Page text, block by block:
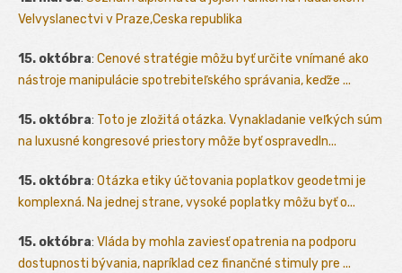
Velvyslanectvi v Praze,Ceska republika
15. októbra: Cenové stratégie môžu byť určite vnímané ako
nástroje manipulácie spotrebiteľského správania, keďže ...
15. októbra: Toto je zložitá otázka. Vynakladanie veľkých súm
na luxusné kongresové priestory môže byť ospravedln...
15. októbra: Otázka etiky účtovania poplatkov geodetmi je
komplexná. Na jednej strane, vysoké poplatky môžu byť o...
15. októbra: Vláda by mohla zaviesť opatrenia na podporu
dostupnosti bývania, napríklad cez finančné stimuly pre ...